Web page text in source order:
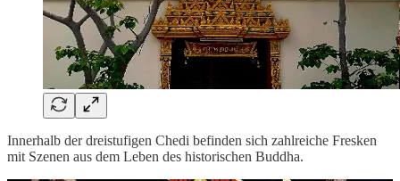
Innerhalb der dreistufigen Chedi befinden sich zahlreiche Fresken
mit Szenen aus dem Leben des historischen Buddha.